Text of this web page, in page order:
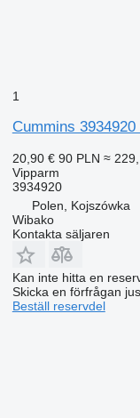
1
Cummins
20,90 € 90 PLN ≈
Vipparm
3934920
Polen, Kojszówka
Wibako
Kontakta säljaren
Kan inte hitta en
Skicka en förfrågan
Beställ reservdel